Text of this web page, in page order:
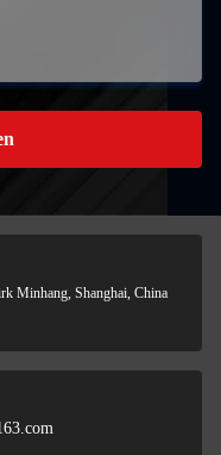
Minhang, Shanghai, China